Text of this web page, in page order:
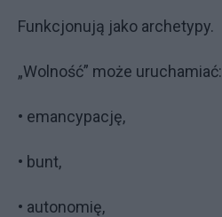
Funkcjonują jako archetypy.
„Wolność” może uruchamiać:
• emancypację,
• bunt,
• autonomię,